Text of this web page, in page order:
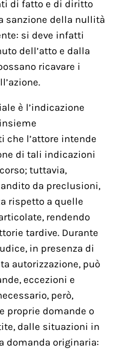
di fatto e di diritto
sanzione della nullità
si deve infatti
dell’atto e dalla
ricavare i
è l’indicazione
che l’attore intende
di tali indicazioni
tuttavia,
da preclusioni,
rispetto a quelle
rendendo
tardive. Durante
in presenza di
autorizzazione, può
eccezioni e
però,
proprie domande o
dalle situazioni in
domanda originaria: